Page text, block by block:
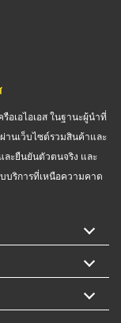
อเอไอเอส ในฐานะผู้นำที่
นเว็บไซต์รวมสินค้าและ
ละยืนยันตัวตนจริง และ
บริการที่เหนือความคาด